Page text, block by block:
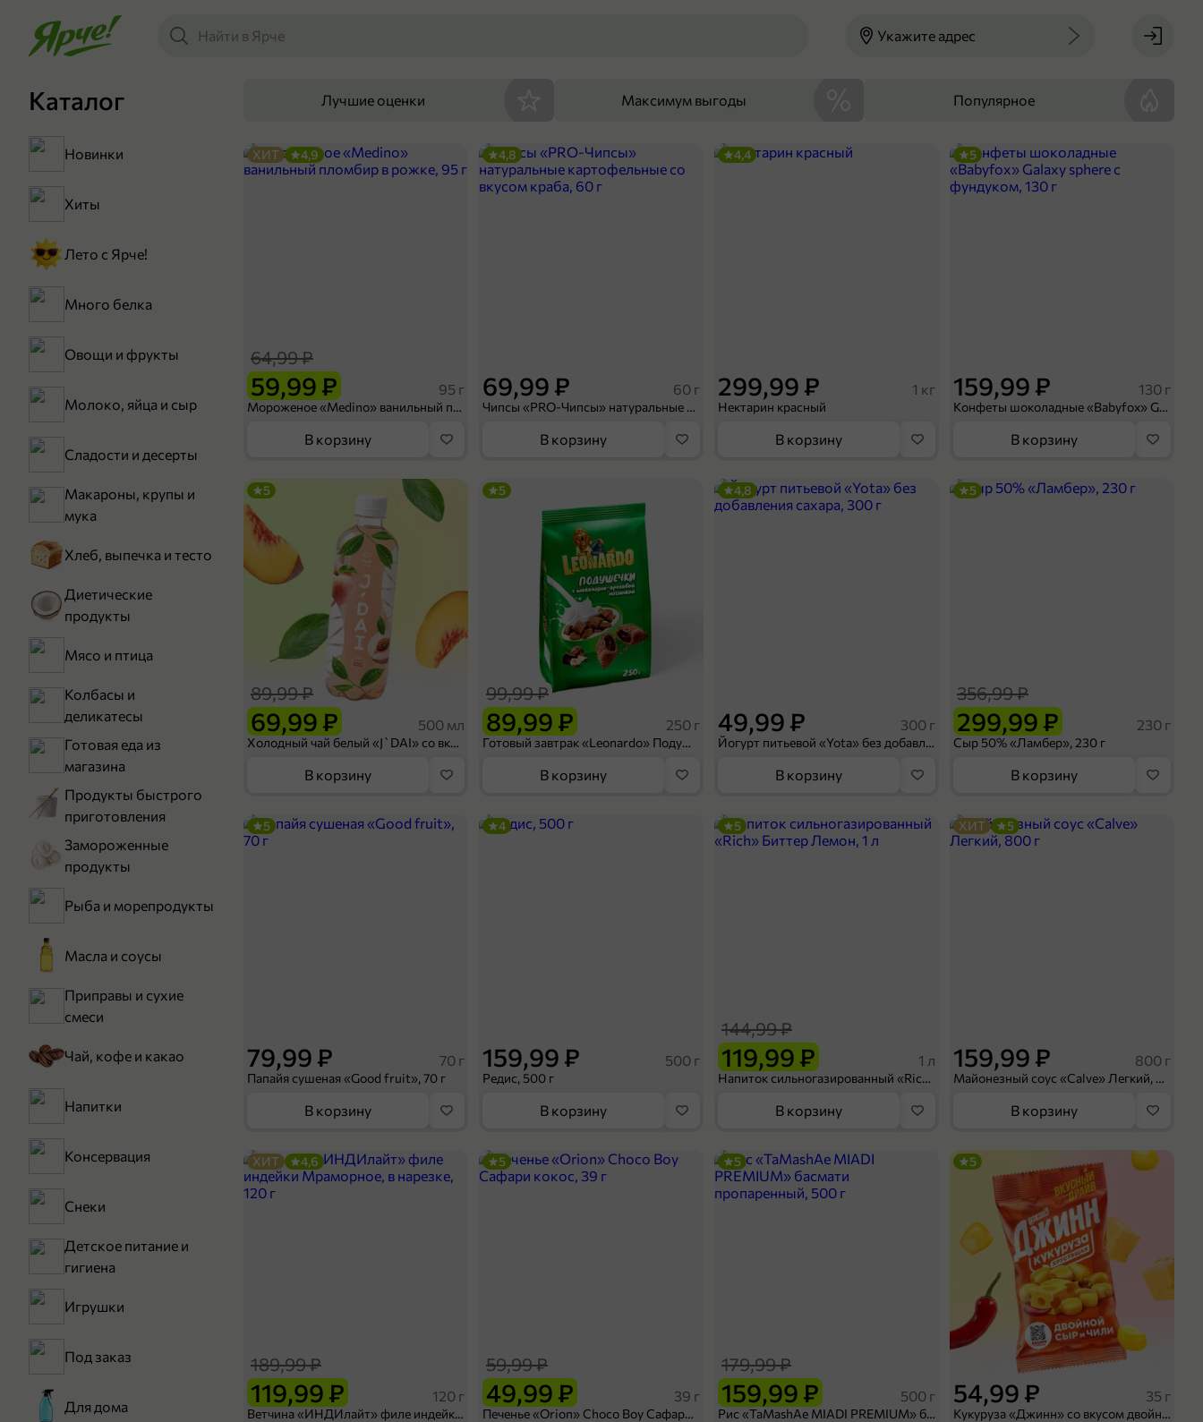
Укажите адрес
Каталог
Новинки
Хиты
Лето с Ярче!
Много белка
Овощи и фрукты
Молоко, яйца и сыр
Сладости и десерты
Макароны, крупы и
мука
Хлеб, выпечка и тесто
Диетические
продукты
Мясо и птица
Колбасы и
деликатесы
Готовая еда из
магазина
Продукты быстрого
приготовления
Замороженные
продукты
Рыба и морепродукты
Масла и соусы
Приправы и сухие
смеси
Чай, кофе и какао
Напитки
Консервация
Снеки
Детское питание и
гигиена
Игрушки
Под заказ
Для дома
Лучшие оценки Максимум выгоды Популярное
59,99 ₽
64,99 ₽
95 г
Мороженое «Medino» ванильный пломбир в рожке, 95 г
ХИТ 4,9
В корзину
69,99 ₽ 60 г
Чипсы «PRO-Чипсы» натуральные картофельные со вкусом краба, 60 г
4,8
В корзину
299,99 ₽ 1 кг
Нектарин красный
4,4
В корзину
159,99 ₽ 130 г
Конфеты шоколадные «Babyfox» Galaxy sphere с фундуком, 130 г
5
В корзину
69,99 ₽
89,99 ₽
500 мл
Холодный чай белый «J`DAI» со вкусом белого персика, 500 мл
5
В корзину
89,99 ₽
99,99 ₽
250 г
Готовый завтрак «Leonardo» Подушечки с шоколадно-ореховой начинкой, 250 г
5
В корзину
49,99 ₽ 300 г
Йогурт питьевой «Yota» без добавления сахара, 300 г
4,8
В корзину
299,99 ₽
356,99 ₽
230 г
Сыр 50% «Ламбер», 230 г
5
В корзину
79,99 ₽ 70 г
Папайя сушеная «Good fruit», 70 г
5
В корзину
159,99 ₽ 500 г
Редис, 500 г
4
В корзину
119,99 ₽
144,99 ₽
1 л
Напиток сильногазированный «Rich» Биттер Лемон, 1 л
5
В корзину
159,99 ₽ 800 г
Майонезный соус «Calve» Легкий, 800 г
ХИТ 5
В корзину
119,99 ₽
189,99 ₽
120 г
Ветчина «ИНДИлайт» филе индейки Мраморное, в нарезке, 120 г
ХИТ 4,6
49,99 ₽
59,99 ₽
39 г
Печенье «Orion» Choco Boy Сафари кокос, 39 г
5
159,99 ₽
179,99 ₽
500 г
Рис «TaMashAe MIADI PREMIUM» басмати пропаренный, 500 г
5
54,99 ₽ 35 г
Кукуруза «Джинн» со вкусом двойного сыра и чили, 35 г
5